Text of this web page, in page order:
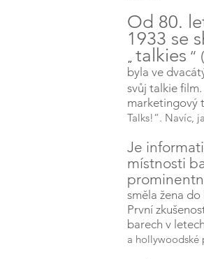
Od 80.
1933 se
„ talkies “
byla ve
svůj talkie film.
marketingový
Talks!“. Navíc,
Je
místnosti
směla žena
První
barech v
a